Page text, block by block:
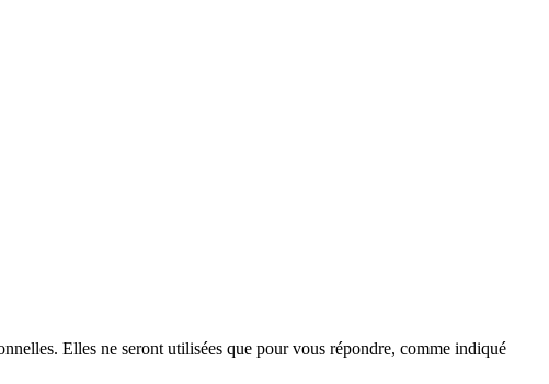
Elles ne seront utilisées que pour vous répondre, comme indiqué